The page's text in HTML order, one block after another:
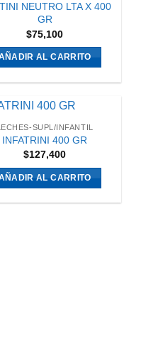
NEUTRO LTA X 400
GR
$75,100
AL CARRITO
SUPL/INFANTIL
INFATRINI 400 GR
$127,400
AL CARRITO